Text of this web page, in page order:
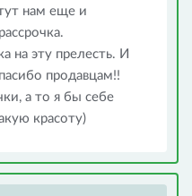
нам еще и
на эту прелесть. И
продавцам!!
а то я бы себе
красоту)